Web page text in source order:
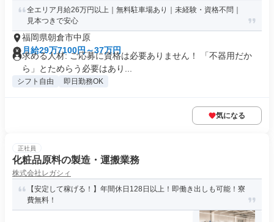
全エリア月給26万円以上｜無料駐車場あり｜未経験・資格不問｜
見本つきで安心
福岡県朝倉市中原
月給29万7100円～37万円
求める人材: ご応募に資格は必要ありません！ 「不器用だか
ら」とためらう必要はあり...
シフト自由 即日勤務OK
気になる
正社員
化粧品原料の製造・運搬業務
株式会社レガシィ
【安定して稼げる！】年間休日128日以上！即働き出しも可能！寮
費無料！